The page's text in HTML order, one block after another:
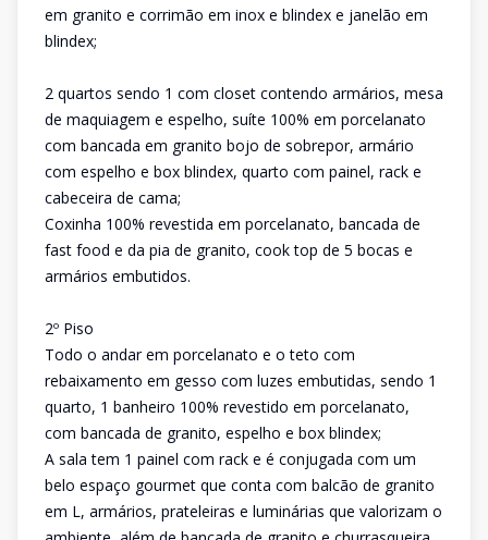
em granito e corrimão em inox e blindex e janelão em
blindex;
2 quartos sendo 1 com closet contendo armários, mesa
de maquiagem e espelho, suíte 100% em porcelanato
com bancada em granito bojo de sobrepor, armário
com espelho e box blindex, quarto com painel, rack e
cabeceira de cama;
Coxinha 100% revestida em porcelanato, bancada de
fast food e da pia de granito, cook top de 5 bocas e
armários embutidos.
2º Piso
Todo o andar em porcelanato e o teto com
rebaixamento em gesso com luzes embutidas, sendo 1
quarto, 1 banheiro 100% revestido em porcelanato,
com bancada de granito, espelho e box blindex;
A sala tem 1 painel com rack e é conjugada com um
belo espaço gourmet que conta com balcão de granito
em L, armários, prateleiras e luminárias que valorizam o